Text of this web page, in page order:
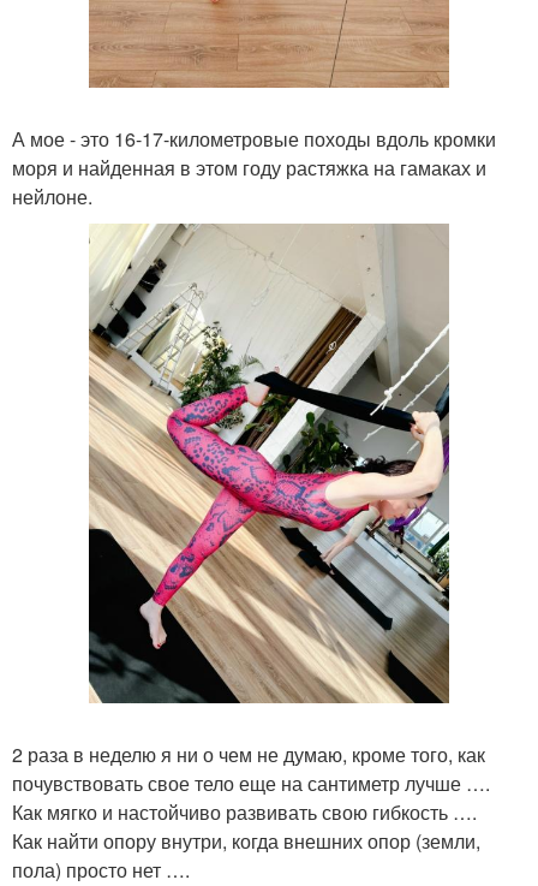
А мое - это 16-17-километровые походы вдоль кромки
моря и найденная в этом году растяжка на гамаках и
нейлоне.
2 раза в неделю я ни о чем не думаю, кроме того, как
почувствовать свое тело еще на сантиметр лучше ….
Как мягко и настойчиво развивать свою гибкость ….
Как найти опору внутри, когда внешних опор (земли,
пола) просто нет ….